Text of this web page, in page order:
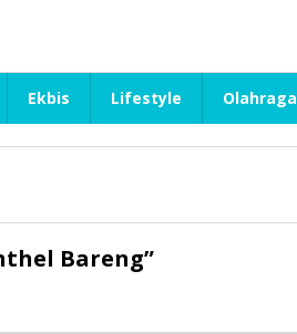
Ekbis Lifestyle Olahraga
Bareng”